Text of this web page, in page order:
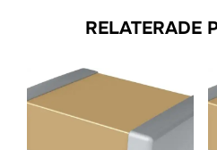
RELATERADE